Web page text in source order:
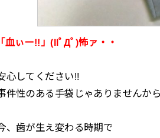
「血ぃー!!」(llﾟДﾟ)怖ァ・・
心してください!!
件性のある手袋じゃありませんか
、歯が生え変わる時期で